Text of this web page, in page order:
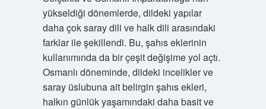
yükseldiği dönemlerde, dildeki yapılar
daha çok saray dili ve halk dili arasındaki
farklar ile şekillendi. Bu, şahıs eklerinin
kullanımında da bir çeşit değişime yol açtı.
Osmanlı döneminde, dildeki incelikler ve
saray üslubuna ait belirgin şahıs ekleri,
halkın günlük yaşamındaki daha basit ve